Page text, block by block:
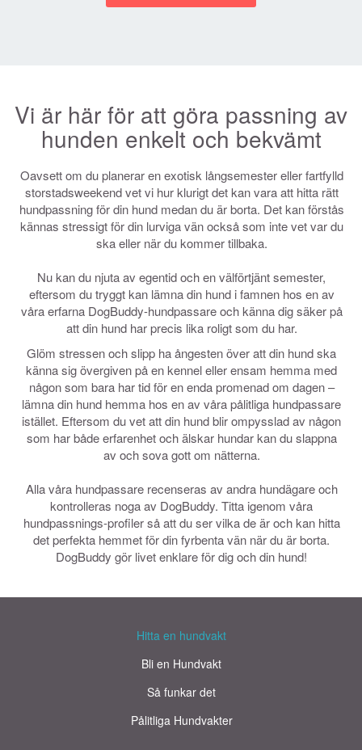
Vi är här för att göra passning av
hunden enkelt och bekvämt
Oavsett om du planerar en exotisk långsemester eller fartfylld
storstadsweekend vet vi hur klurigt det kan vara att hitta rätt
hundpassning för din hund medan du är borta. Det kan förstås
kännas stressigt för din lurviga vän också som inte vet var du
ska eller när du kommer tillbaka.
Nu kan du njuta av egentid och en välförtjänt semester,
eftersom du tryggt kan lämna din hund i famnen hos en av
våra erfarna DogBuddy-hundpassare och känna dig säker på
att din hund har precis lika roligt som du har.
Glöm stressen och slipp ha ångesten över att din hund ska
känna sig övergiven på en kennel eller ensam hemma med
någon som bara har tid för en enda promenad om dagen –
lämna din hund hemma hos en av våra pålitliga hundpassare
istället. Eftersom du vet att din hund blir ompysslad av någon
som har både erfarenhet och älskar hundar kan du slappna
av och sova gott om nätterna.
Alla våra hundpassare recenseras av andra hundägare och
kontrolleras noga av DogBuddy. Titta igenom våra
hundpassnings-profiler så att du ser vilka de är och kan hitta
det perfekta hemmet för din fyrbenta vän när du är borta.
DogBuddy gör livet enklare för dig och din hund!
Hitta en hundvakt
Bli en Hundvakt
Så funkar det
Pålitliga Hundvakter